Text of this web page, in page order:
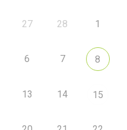
27 28 1
6 7 8
13 14 15